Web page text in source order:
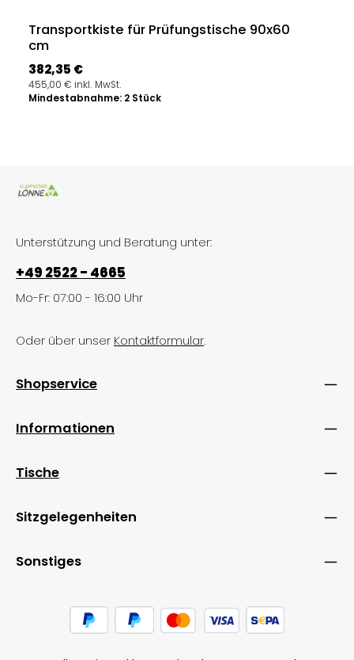
Transportkiste für Prüfungstische 90x60
cm
Regulärer Preis:
382,35 €
455,00 € inkl. MwSt.
Mindestabnahme: 2 Stück
Unterstützung und Beratung unter:
+49 2522 - 4665
Mo-Fr: 07:00 - 16:00 Uhr
Oder über unser Kontaktformular.
Shopservice
Informationen
Tische
Sitzgelegenheiten
Sonstiges